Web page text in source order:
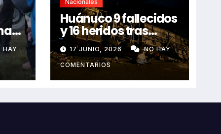
HAY
Nacionales
Huánuco 9 fallecidos
y 16 heridos tras
horroroso despiste
de bus Real Chancas
que impactó contra
vivienda
17 JUNIO, 2026 NO HAY
COMENTARIOS